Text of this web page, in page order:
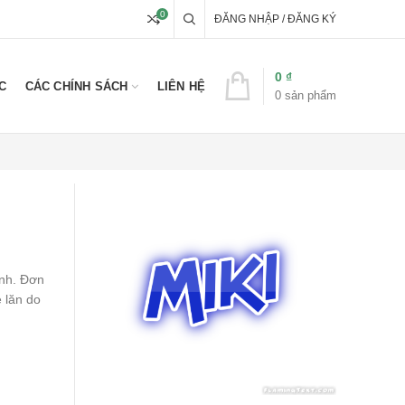
0 ĐĂNG NHẬP / ĐĂNG KÝ
CÁC CHÍNH SÁCH LIÊN HỆ
0 sản phẩm
0 ₫
Đơn
lăn do